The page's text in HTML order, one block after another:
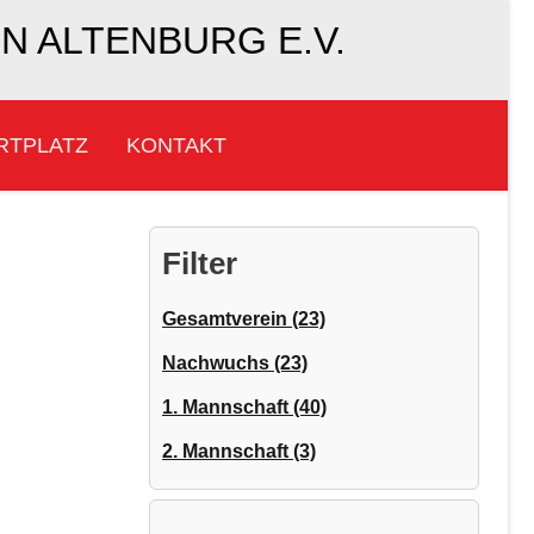
ALTENBURG E.V.
KONTAKT
Filter
Gesamtverein (23)
Nachwuchs (23)
1. Mannschaft (40)
2. Mannschaft (3)